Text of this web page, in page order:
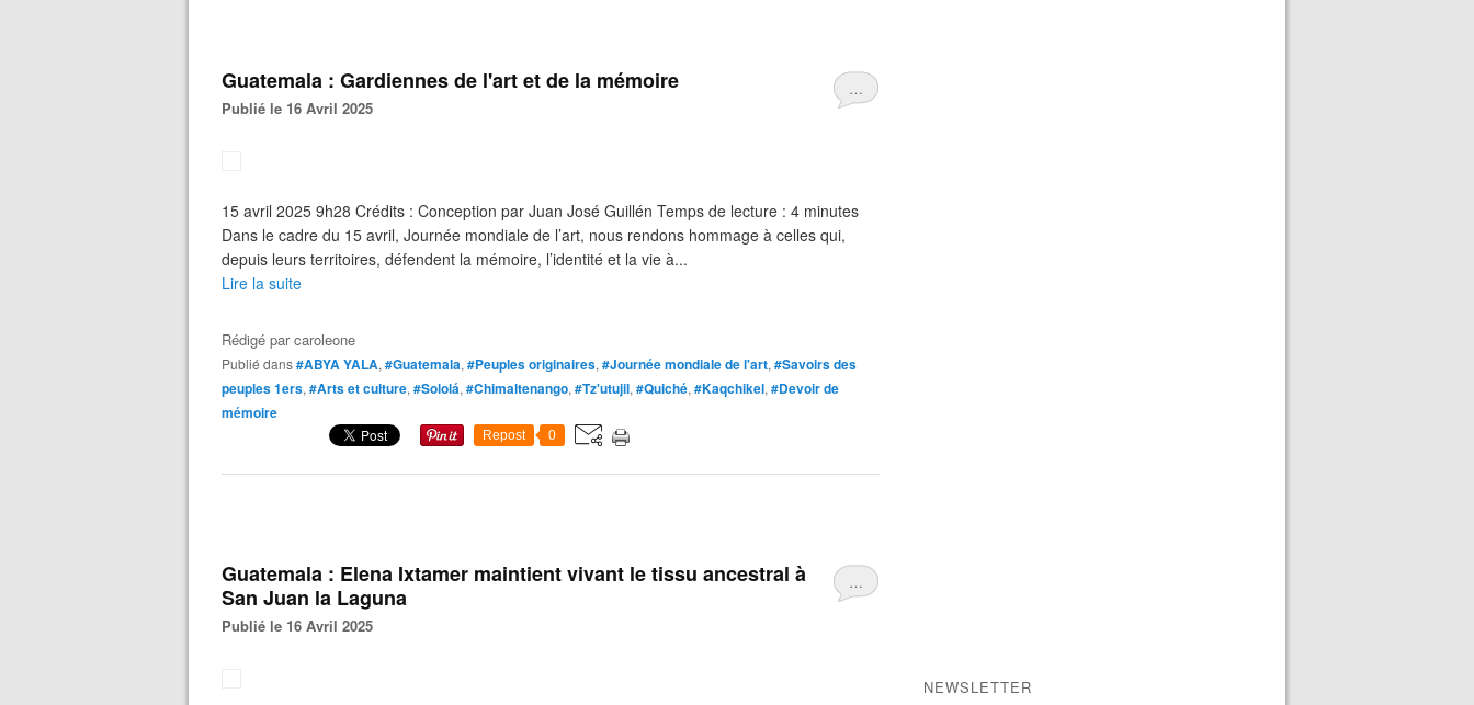
…
Guatemala : Gardiennes de l'art et de la mémoire
Publié le 16 Avril 2025
15 avril 2025 9h28 Crédits : Conception par Juan José Guillén Temps de lecture : 4 minutes
Dans le cadre du 15 avril, Journée mondiale de l’art, nous rendons hommage à celles qui,
depuis leurs territoires, défendent la mémoire, l’identité et la vie à...
Lire la suite
Rédigé parcaroleone
Publié dans#ABYA YALA, #Guatemala, #Peuples originaires, #Journée mondiale de l'art, #Savoirs des
peuples 1ers, #Arts et culture, #Sololá, #Chimaltenango, #Tz'utujil, #Quiché, #Kaqchikel, #Devoir de
mémoire
Repost 0
…
Guatemala : Elena Ixtamer maintient vivant le tissu ancestral à
San Juan la Laguna
Publié le 16 Avril 2025
NEWSLETTER